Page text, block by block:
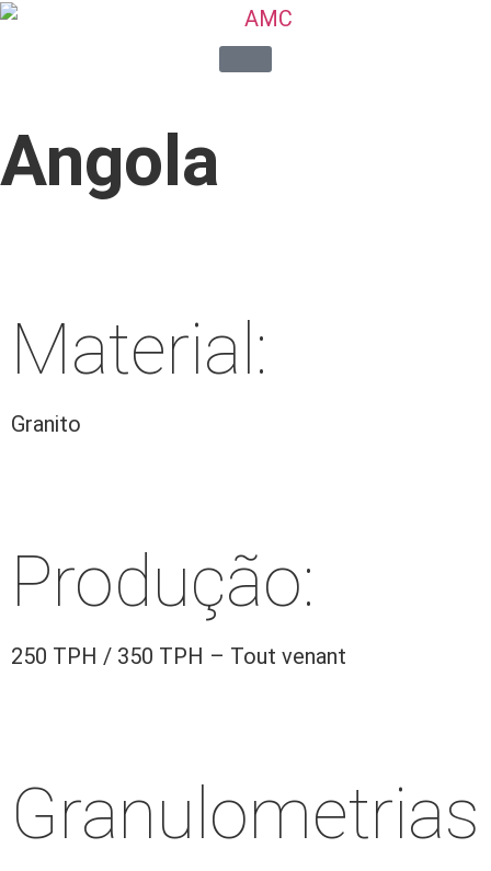
Angola
Material:
Granito
Produção:
250 TPH / 350 TPH – Tout venant
Granulometrias